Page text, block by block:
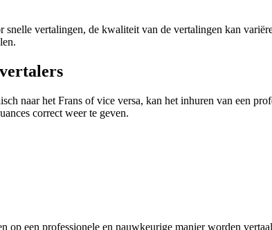
vertalingen, de kwaliteit van de vertalingen kan
naar het Frans of vice versa, kan het inhuren van een
correct weer te geven.
op een professionele en nauwkeurige manier worden